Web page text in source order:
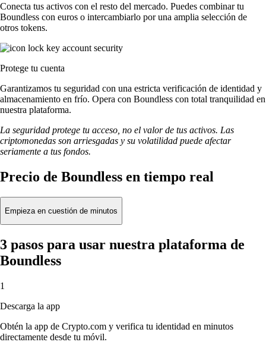
Conecta tus activos con el resto del mercado. Puedes combinar tu
Boundless con euros o intercambiarlo por una amplia selección de
otros tokens.
Protege tu cuenta
Garantizamos tu seguridad con una estricta verificación de identidad y
almacenamiento en frío. Opera con Boundless con total tranquilidad en
nuestra plataforma.
La seguridad protege tu acceso, no el valor de tus activos. Las
criptomonedas son arriesgadas y su volatilidad puede afectar
seriamente a tus fondos.
Precio de Boundless en tiempo real
Empieza en cuestión de minutos
3 pasos para usar nuestra plataforma de
Boundless
1
Descarga la app
Obtén la app de Crypto.com y verifica tu identidad en minutos
directamente desde tu móvil.